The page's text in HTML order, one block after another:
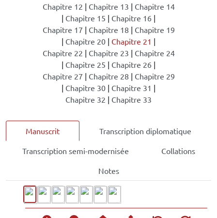
Chapitre 12 | Chapitre 13 | Chapitre 14
| Chapitre 15 | Chapitre 16 |
Chapitre 17 | Chapitre 18 | Chapitre 19
| Chapitre 20 | Chapitre 21 |
Chapitre 22 | Chapitre 23 | Chapitre 24
| Chapitre 25 | Chapitre 26 |
Chapitre 27 | Chapitre 28 | Chapitre 29
| Chapitre 30 | Chapitre 31 |
Chapitre 32 | Chapitre 33
Manuscrit Transcription diplomatique
Transcription semi-modernisée Collations
Notes